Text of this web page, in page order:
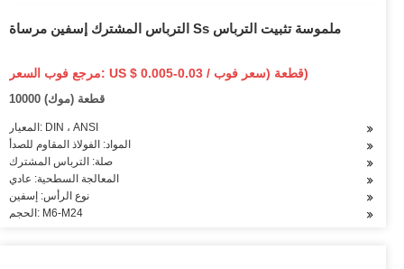
الترباس المشترك إسفين مرساة Ss ملموسة تثبيت الترباس
مرجع فوب السعر: US $ 0.005-0.03 / قطعة (سعر فوب)
10000 قطعة (موك)
المعيار: DIN ، ANSI
المواد: الفولاذ المقاوم للصدأ
صلة: الترباس المشترك
المعالجة السطحية: عادي
نوع الرأس: إسفين
الحجم: M6-M24